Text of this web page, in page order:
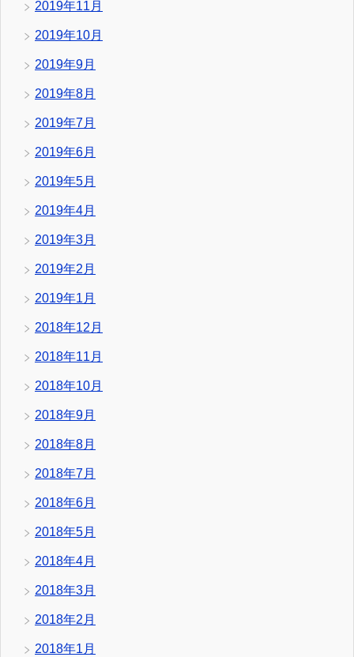
2019年11月
2019年10月
2019年9月
2019年8月
2019年7月
2019年6月
2019年5月
2019年4月
2019年3月
2019年2月
2019年1月
2018年12月
2018年11月
2018年10月
2018年9月
2018年8月
2018年7月
2018年6月
2018年5月
2018年4月
2018年3月
2018年2月
2018年1月